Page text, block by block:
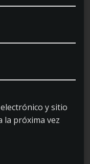
y sitio
la próxima vez